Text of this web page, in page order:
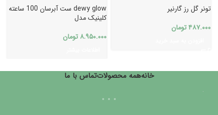
تونر گل رز گارنیر
۴۸۷.۰۰۰تومان
dewy glow ست آبرسان 100 ساعته
کلینیک مدل
۸.۹۵۰.۰۰۰ تومان
خانههمه محصولاتتماس با ما